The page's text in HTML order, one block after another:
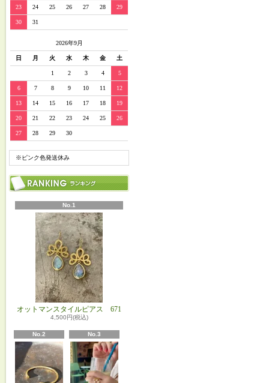
23 24 25 26 27 28 29
30 31
2026年9月
日 月 火 水 木 金 土
1 2 3 4 5
6 7 8 9 10 11 12
13 14 15 16 17 18 19
20 21 22 23 24 25 26
27 28 29 30
※ピンク色発送休み
No.1
オットマンスタイルピアス 671
4,500円(税込)
No.2 No.3